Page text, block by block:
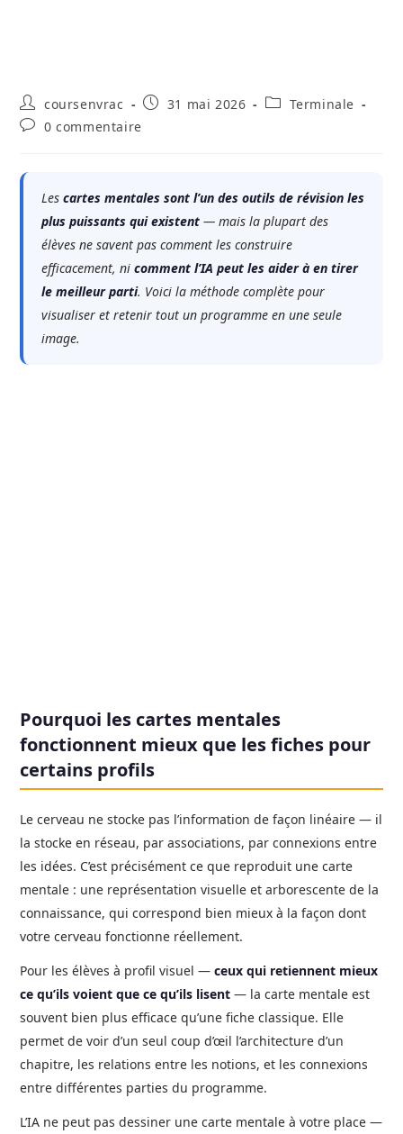
Auteur/autrice
de
la
coursenvrac
Publication
31 mai 2026
PostTerminale
Commentaires
publication :
0 commentaire
Lescartes mentales sont l’un des outils de révision les
plus puissants qui existent — mais la plupart des
élèves ne savent pas comment les construire
efficacement, nicomment l’IA peut les aider à en tirer
le meilleur parti. Voici la méthode complète pour
visualiser et retenir tout un programme en une seule
image.
Pourquoi les cartes mentales
fonctionnent mieux que les fiches pour
certains profils
Le cerveau ne stocke pas l’information de façon linéaire — il
la stocke en réseau, par associations, par connexions entre
les idées. C’est précisément ce que reproduit une carte
mentale : une représentation visuelle et arborescente de la
connaissance, qui correspond bien mieux à la façon dont
votre cerveau fonctionne réellement.
Pour les élèves à profil visuel —ceux qui retiennent mieux
ce qu’ils voient que ce qu’ils lisent — la carte mentale est
souvent bien plus efficace qu’une fiche classique. Elle
permet de voir d’un seul coup d’œil l’architecture d’un
chapitre, les relations entre les notions, et les connexions
entre différentes parties du programme.
L’IA ne peut pas dessiner une carte mentale à votre place —